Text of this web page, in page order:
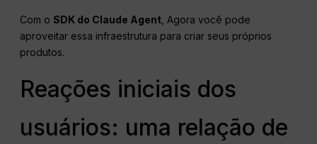
Com oSDK do Claude Agent , Agora você pode
aproveitar essa infraestrutura para criar seus próprios
produtos.
Reações iniciais dos
usuários: uma relação de